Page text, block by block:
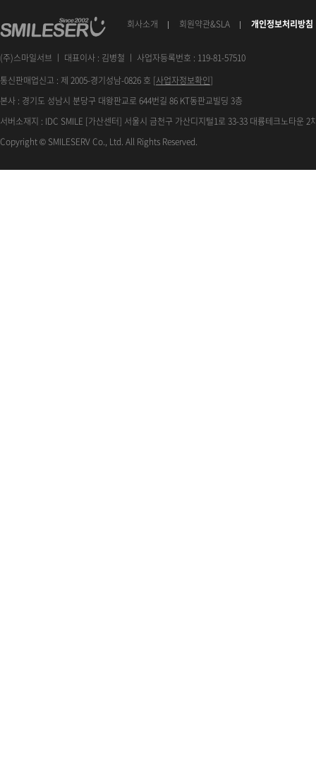
회사소개 회원약관&SLA 개인정보처리방침
(주)스마일서브 ㅣ 대표이사 : 김병철 ㅣ 사업자등록번호 : 119-81-57510
통신판매업신고 : 제 2005-경기성남-0826 호 [사업자정보확인]
본사 : 경기도 성남시 분당구 대왕판교로 644번길 86 KT동판교빌딩 3층
서버소재지 : IDC SMILE [가산센터] 서울시 금천구 가산디지털1로 33-33 대륭테크노타운 2
Copyright © SMILESERV Co., Ltd. All Rights Reserved.